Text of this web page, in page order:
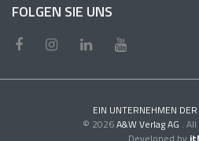
FOLGEN SIE UNS
EIN UNTERNEHMEN
© 2026A&W Verlag AG .